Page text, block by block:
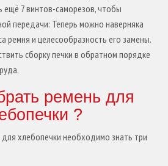
ещё 7 винтов-саморезов, чтобы
передачи: Теперь можно наверняка
ремня и целесообразность его замены.
сборку печки в обратном порядке
ремень для
?
хлебопечки необходимо знать три